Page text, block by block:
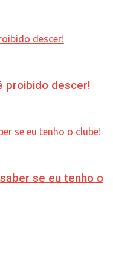
proibido descer!
se eu tenho o